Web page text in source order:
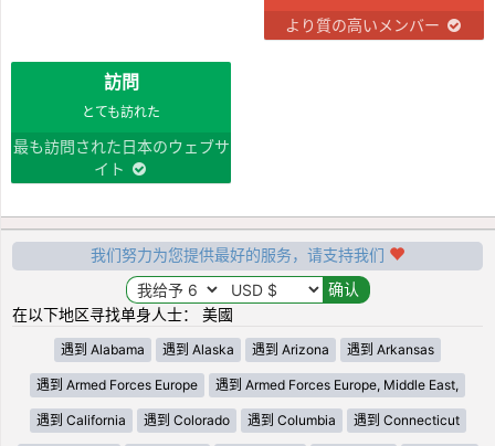
より質の高いメンバー
訪問
とても訪れた
最も訪問された日本のウェブサ
イト
我们努力为您提供最好的服务，请支持我们
在以下地区寻找单身人士： 美國
遇到 Alabama 遇到 Alaska 遇到 Arizona 遇到 Arkansas
遇到 Armed Forces Europe 遇到 Armed Forces Europe, Middle East,
遇到 California 遇到 Colorado 遇到 Columbia 遇到 Connecticut